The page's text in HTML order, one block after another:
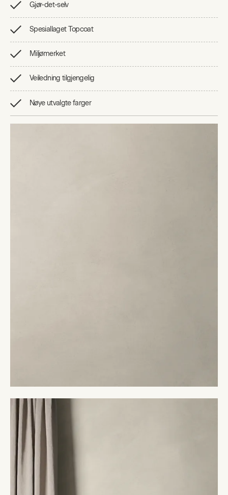
Gjør-det-selv
Spesiallaget Topcoat
Miljømerket
Veiledning tilgjengelig
Nøye utvalgte farger